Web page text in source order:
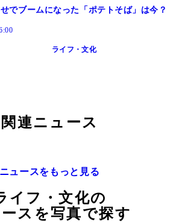
でブームになった「ポテトそば」は今？
ライフ・文化
関連ニュース
ュースをもっと見る
イフ・文化の
スを写真で探す